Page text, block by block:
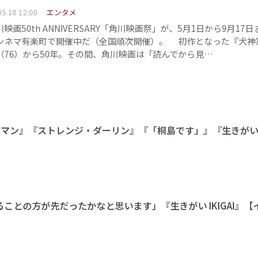
12:00 エンタメ
画50th ANNIVERSARY「角川映画祭」が、5月1日から9月17日
ネマ有楽町で開催中だ（全国順次開催）。 初作となった『犬神
76）から50年。その間、角川映画は「読んでから見…
ン』『ストレンジ・ダーリン』『「桐島です」』『生きが
との方が先だったかなと思います」『生きがい IKIGAI』【